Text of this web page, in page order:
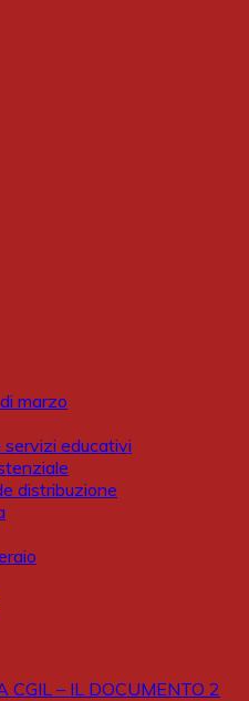
marzo
servizi educativi
distribuzione
CGIL – IL DOCUMENTO 2